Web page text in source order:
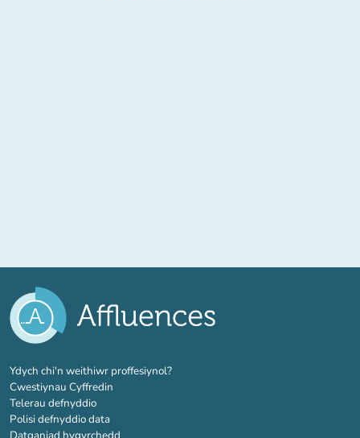
Ydych chi'n weithiwr proffesiynol?(tab newydd)
Cwestiynau Cyffredin
Telerau defnyddio
Polisi defnyddio data